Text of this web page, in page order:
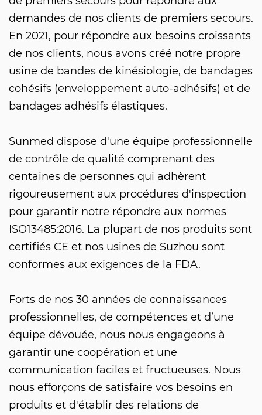
demandes de nos clients de premiers secours.
En 2021, pour répondre aux besoins croissants
de nos clients, nous avons créé notre propre
usine de bandes de kinésiologie, de bandages
cohésifs (enveloppement auto-adhésifs) et de
bandages adhésifs élastiques.
Sunmed dispose d'une équipe professionnelle
de contrôle de qualité comprenant des
centaines de personnes qui adhèrent
rigoureusement aux procédures d'inspection
pour garantir notre répondre aux normes
ISO13485:2016. La plupart de nos produits sont
certifiés CE et nos usines de Suzhou sont
conformes aux exigences de la FDA.
Forts de nos 30 années de connaissances
professionnelles, de compétences et d’une
équipe dévouée, nous nous engageons à
garantir une coopération et une
communication faciles et fructueuses. Nous
nous efforçons de satisfaire vos besoins en
produits et d'établir des relations de